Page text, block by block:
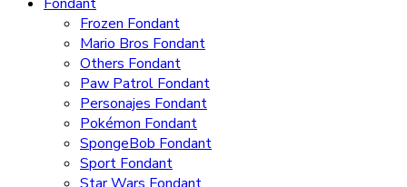
Frozen Fondant
Mario Bros Fondant
Others Fondant
Paw Patrol Fondant
Personajes Fondant
Pokémon Fondant
SpongeBob Fondant
Sport Fondant